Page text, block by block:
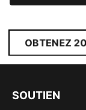
OBTENEZ
SOUTIEN